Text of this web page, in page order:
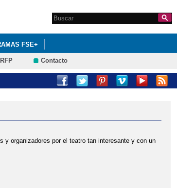
Formulario de
Search this site
FSE+
Contacto
organizadores por el teatro tan interesante y con un